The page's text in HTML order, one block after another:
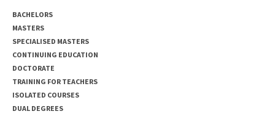
BACHELORS
MASTERS
SPECIALISED MASTERS
CONTINUING EDUCATION
DOCTORATE
TRAINING FOR TEACHERS
ISOLATED COURSES
DUAL DEGREES